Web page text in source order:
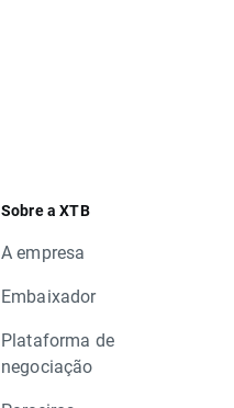
Sobre a XTB
A empresa
Embaixador
Plataforma de
negociação